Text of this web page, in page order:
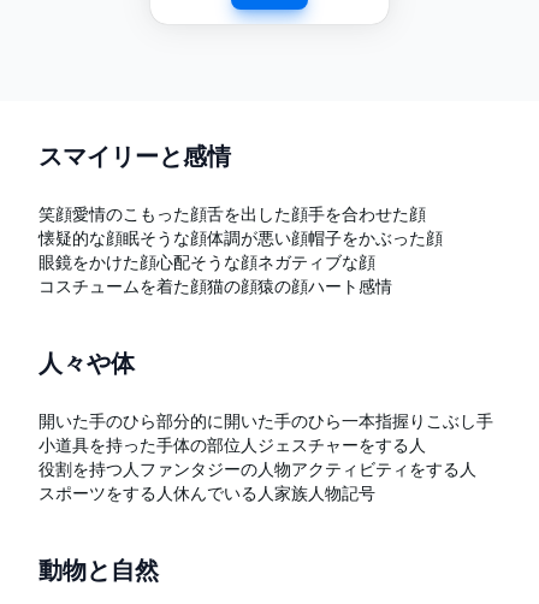
スマイリーと感情
笑顔愛情のこもった顔舌を出した顔手を合わせた顔
懐疑的な顔眠そうな顔体調が悪い顔帽子をかぶった顔
眼鏡をかけた顔心配そうな顔ネガティブな顔
コスチュームを着た顔猫の顔猿の顔ハート感情
人々や体
開いた手のひら部分的に開いた手のひら一本指握りこぶし手
小道具を持った手体の部位 人 ジェスチャーをする人
役割を持つ人 ファンタジーの人物アクティビティをする人
スポーツをする人休んでいる人家族人物記号
動物と自然